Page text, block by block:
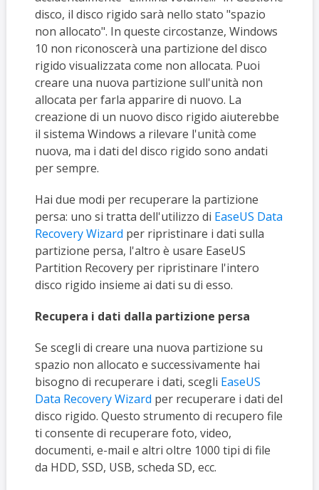
disco, il disco rigido sarà nello stato "spazio
non allocato". In queste circostanze, Windows
10 non riconoscerà una partizione del disco
rigido visualizzata come non allocata. Puoi
creare una nuova partizione sull'unità non
allocata per farla apparire di nuovo. La
creazione di un nuovo disco rigido aiuterebbe
il sistema Windows a rilevare l'unità come
nuova, ma i dati del disco rigido sono andati
per sempre.
Hai due modi per recuperare la partizione
persa: uno si tratta dell'utilizzo di EaseUS Data
Recovery Wizard per ripristinare i dati sulla
partizione persa, l'altro è usare EaseUS
Partition Recovery per ripristinare l'intero
disco rigido insieme ai dati su di esso.
Recupera i dati dalla partizione persa
Se scegli di creare una nuova partizione su
spazio non allocato e successivamente hai
bisogno di recuperare i dati, scegli EaseUS
Data Recovery Wizard per recuperare i dati del
disco rigido. Questo strumento di recupero file
ti consente di recuperare foto, video,
documenti, e-mail e altri oltre 1000 tipi di file
da HDD, SSD, USB, scheda SD, ecc.